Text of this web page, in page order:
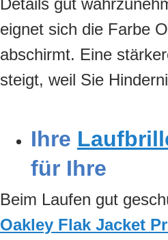
Details gut
eignet sich die Farbe
abschirmt. Eine
steigt, weil Sie
Ihre
für Ihre
Beim Laufen gut
Oakley Flak Jacket